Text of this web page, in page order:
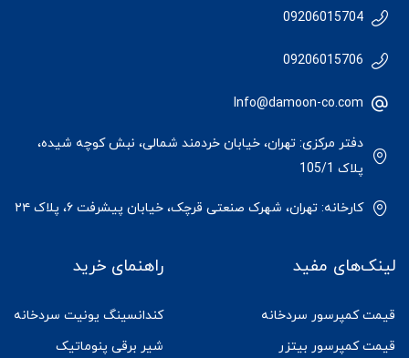
09206015704
09206015706
Info@damoon-co.com
دفتر مرکزی: تهران، خیابان خردمند شمالی، نبش کوچه شیده،
پلاک 105/1
کارخانه: تهران، شهرک صنعتی قرچک، خیابان پیشرفت ۶، پلاک ۲۴
لینک‌های مفید
قیمت کمپرسور سردخانه
قیمت کمپرسور بیتزر
راهنمای خرید
کندانسینگ یونیت سردخانه
شیر برقی پنوماتیک